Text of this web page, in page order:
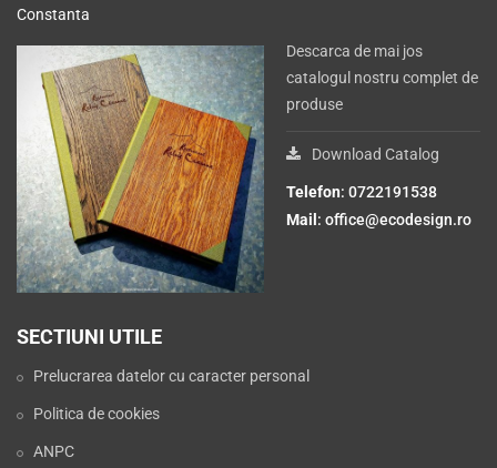
Constanta
Descarca de mai jos
catalogul nostru complet de
produse
Download Catalog
Telefon: 0722191538
Mail : office@ecodesign.ro
SECTIUNI UTILE
Prelucrarea datelor cu caracter personal
Politica de cookies
ANPC